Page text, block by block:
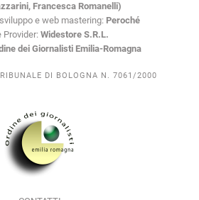
Francesca Romanelli)
e web mastering: Peroché
Provider: Widestore S.R.L.
dei Giornalisti Emilia-Romagna
DI BOLOGNA N. 7061/2000